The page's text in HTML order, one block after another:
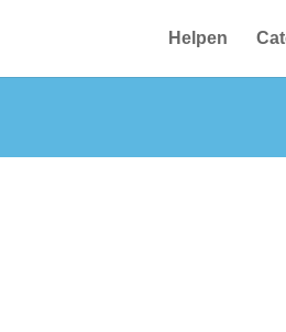
Helpen